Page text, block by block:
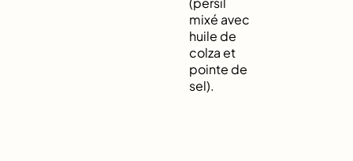
mixé avec
huile de
colza et
pointe de
sel).